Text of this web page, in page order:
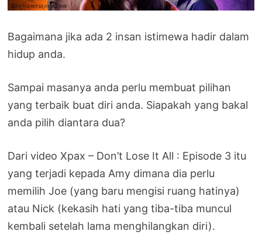
Bagaimana jika ada 2 insan istimewa hadir dalam
hidup anda.
Sampai masanya anda perlu membuat pilihan
yang terbaik buat diri anda. Siapakah yang bakal
anda pilih diantara dua?
Dari video Xpax – Don’t Lose It All : Episode 3 itu
yang terjadi kepada Amy dimana dia perlu
memilih Joe (yang baru mengisi ruang hatinya)
atau Nick (kekasih hati yang tiba-tiba muncul
kembali setelah lama menghilangkan diri).